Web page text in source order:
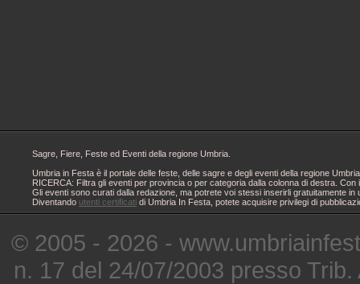
Sagre, Fiere, Feste ed Eventi della regione Umbria.
Umbria in Festa è il portale delle feste, delle sagre e degli eventi della regione
RICERCA: Filtra gli eventi per provincia o per categoria dalla colonna di destra.
Gli eventi sono curati dalla redazione, ma potrete voi stessi inserirli gratuitamente
Diventando utenti certificati di Umbria In Festa, potete acquisire privilegi di
© 2005 - 2026 -
n. 17 del 24/07/2003 presso